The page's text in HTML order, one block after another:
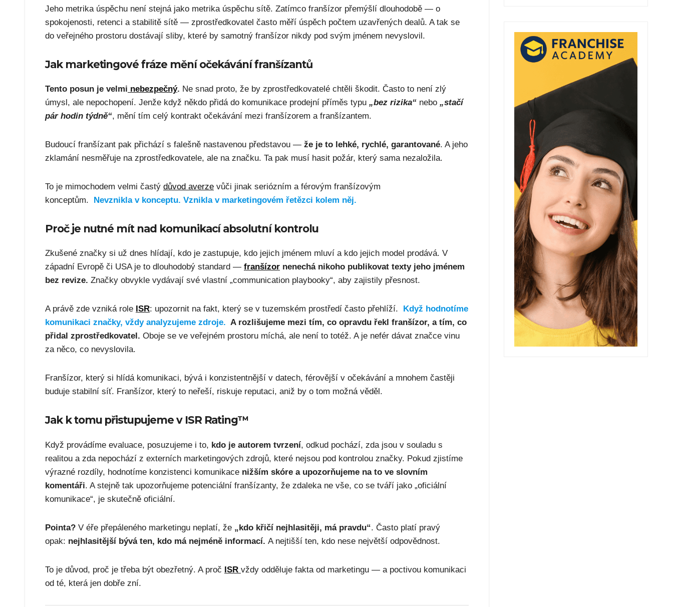
Jeho metrika úspěchu není stejná jako metrika úspěchu sítě. Zatímco franšízor přemýšlí dlouhodobě — o
spokojenosti, retenci a stabilitě sítě — zprostředkovatel často měří úspěch počtem uzavřených dealů. A tak se
do veřejného prostoru dostávají sliby, které by samotný franšízor nikdy pod svým jménem nevyslovil.
Jak marketingové fráze mění očekávání franšízantů
Tento posun je velmi nebezpečný. Ne snad proto, že by zprostředkovatelé chtěli škodit. Často to není zlý
úmysl, ale nepochopení. Jenže když někdo přidá do komunikace prodejní příměs typu „bez rizika“ nebo „stačí
pár hodin týdně“, mění tím celý kontrakt očekávání mezi franšízorem a franšízantem.
Budoucí franšízant pak přichází s falešně nastavenou představou — že je to lehké, rychlé, garantované. A jeho
zklamání nesměřuje na zprostředkovatele, ale na značku. Ta pak musí hasit požár, který sama nezaložila.
To je mimochodem velmi častý důvod averze vůči jinak seriózním a férovým franšízovým
konceptům.
Nevznikla v konceptu. Vznikla v marketingovém řetězci kolem něj.
Proč je nutné mít nad komunikací absolutní kontrolu
Zkušené značky si už dnes hlídají, kdo je zastupuje, kdo jejich jménem mluví a kdo jejich model prodává. V
západní Evropě či USA je to dlouhodobý standard — franšízor nenechá nikoho publikovat texty jeho jménem
bez revize. Značky obvykle vydávají své vlastní „communication playbooky“, aby zajistily přesnost.
A právě zde vzniká role ISR: upozornit na fakt, který se v tuzemském prostředí často přehlíží.
Když hodnotíme
komunikaci značky, vždy analyzujeme zdroje. A rozlišujeme mezi tím, co opravdu řekl franšízor, a tím, co
přidal zprostředkovatel. Oboje se ve veřejném prostoru míchá, ale není to totéž. A je nefér dávat značce vinu
za něco, co nevyslovila.
Franšízor, který si hlídá komunikaci, bývá i konzistentnější v datech, férovější v očekávání a mnohem častěji
buduje stabilní síť. Franšízor, který to neřeší, riskuje reputaci, aniž by o tom možná věděl.
Jak k tomu přistupujeme v ISR Rating™
Když provádíme evaluace, posuzujeme i to, kdo je autorem tvrzení, odkud pochází, zda jsou v souladu s
realitou a zda nepochází z externích marketingových zdrojů, které nejsou pod kontrolou značky. Pokud zjistíme
výrazné rozdíly, hodnotíme konzistenci komunikace nižším skóre a upozorňujeme na to ve slovním
komentáři. A stejně tak upozorňujeme potenciální franšízanty, že zdaleka ne vše, co se tváří jako „oficiální
komunikace“, je skutečně oficiální.
Pointa? V éře přepáleného marketingu neplatí, že „kdo křičí nejhlasitěji, má pravdu“. Často platí pravý
opak: nejhlasitější bývá ten, kdo má nejméně informací. A nejtišší ten, kdo nese největší odpovědnost.
To je důvod, proč je třeba být obezřetný. A proč ISR vždy odděluje fakta od marketingu — a poctivou komunikaci
od té, která jen dobře zní.